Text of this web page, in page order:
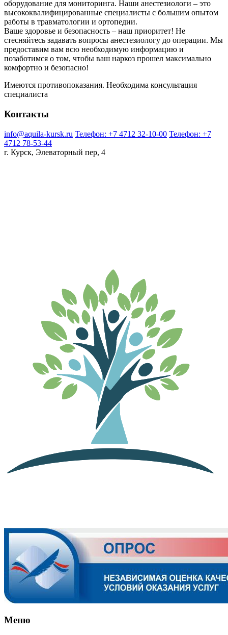
оборудование для мониторинга. Наши анестезиологи – это
высококвалифицированные специалисты с большим опытом
работы в травматологии и ортопедии.
Ваше здоровье и безопасность – наш приоритет! Не
стесняйтесь задавать вопросы анестезиологу до операции. Мы
предоставим вам всю необходимую информацию и
позаботимся о том, чтобы ваш наркоз прошел максимально
комфортно и безопасно!
Имеются противопоказания. Необходима консультация
специалиста
Контакты
info@aquila-kursk.ru Телефон: +7 4712 32-10-00 Телефон: +7
4712 78-53-44
г. Курск, Элеваторный пер, 4
Меню